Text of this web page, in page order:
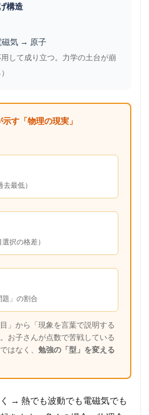
構造
気 → 原子
用して成り立つ。力学の土台が崩
す「物理の現実」
最低）
択の格差）
」の割合
」から「現象を言葉で説明する
お子さんが点数で苦戦している
はなく、 勉強の「型」を変える
→ 熱でも波動でも電磁気でも